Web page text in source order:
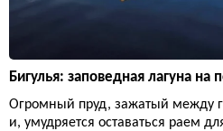
Бигулья: заповедная лагуна на
Огромный пруд, зажатый между
и, умудряется оставаться раем